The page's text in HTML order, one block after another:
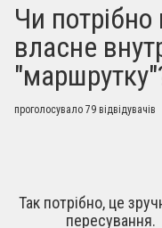
Чи
власне
проголосувало 79 відвідувачів
Так потрібно, це
пересування.